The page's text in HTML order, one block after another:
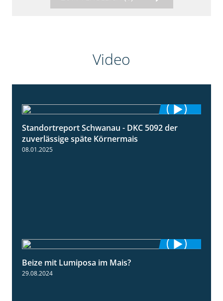
Video
1:18
Standortreport Schwanau - DKC 5092 der
zuverlässige späte Körnermais
08.01.2025
Beize mit Lumiposa im Mais?
29.08.2024